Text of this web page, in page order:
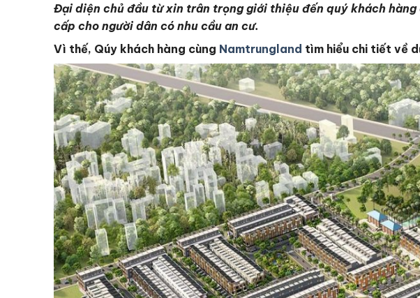
Đại diện chủ đầu từ xin trân trọng giới thiệu đến quý khách
cấp cho người dân có nhu cầu an cư.
Vì thế, Qúy khách hàng cùng Namtrungland tìm hiểu chi tiết về